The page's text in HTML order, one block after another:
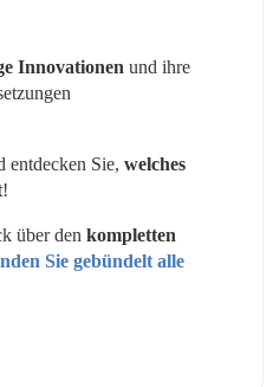
Innovationen und ihre
entdecken Sie, welches
!
über den kompletten
Sie gebündelt alle